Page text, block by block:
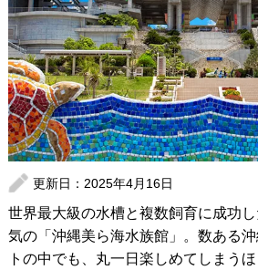
更新日： 2025年4月16日
世界最大級の水槽と複数飼育に成功
気の「沖縄美ら海水族館」。数ある
トの中でも、丸一日楽しめてしまう